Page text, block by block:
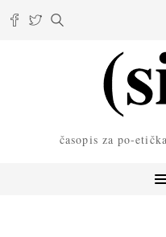
časopis za po-